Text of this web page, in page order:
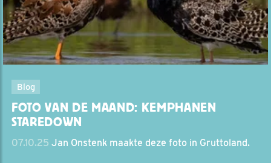
Blog
FOTO VAN DE MAAND: KEMPHANEN
STAREDOWN
07.10.25 Jan Onstenk maakte deze foto in Gruttoland.